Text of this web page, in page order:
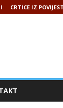
CRTICE IZ